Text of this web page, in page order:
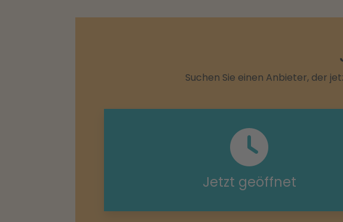
Suchen Sie einen Anbieter, der
Jetzt geöffnet